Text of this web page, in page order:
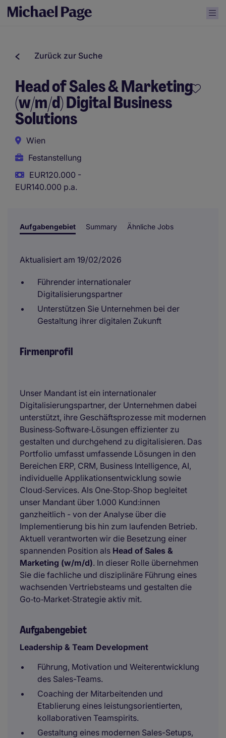
Zurück zur Suche
Head of Sales & Marketing
(w/m/d) Digital Business
Solutions
Wien
Festanstellung
EUR120.000 -
EUR140.000 p.a.
Aufgabengebiet Summary Ähnliche Jobs
Aktualisiert am 19/02/2026
Führender internationaler
Digitalisierungspartner
Unterstützen Sie Unternehmen bei der
Gestaltung ihrer digitalen Zukunft
Firmenprofil
Unser Mandant ist ein internationaler
Digitalisierungspartner, der Unternehmen dabei
unterstützt, ihre Geschäftsprozesse mit modernen
Business‑Software‑Lösungen effizienter zu
gestalten und durchgehend zu digitalisieren. Das
Portfolio umfasst umfassende Lösungen in den
Bereichen ERP, CRM, Business Intelligence, AI,
individuelle Applikationsentwicklung sowie
Cloud‑Services. Als One‑Stop‑Shop begleitet
unser Mandant über 1.000 Kund:innen
ganzheitlich - von der Analyse über die
Implementierung bis hin zum laufenden Betrieb.
Aktuell verantworten wir die Besetzung einer
spannenden Position als Head of Sales &
Marketing (w/m/d). In dieser Rolle übernehmen
Sie die fachliche und disziplinäre Führung eines
wachsenden Vertriebsteams und gestalten die
Go‑to‑Market‑Strategie aktiv mit.
Aufgabengebiet
Leadership & Team Development
Führung, Motivation und Weiterentwicklung
des Sales-Teams.
Coaching der Mitarbeitenden und
Etablierung eines leistungsorientierten,
kollaborativen Teamspirits.
Gestaltung eines modernen Sales-Setups,